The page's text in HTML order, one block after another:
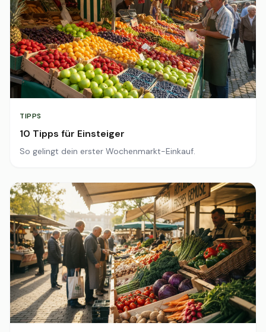
TIPPS
10 Tipps für Einsteiger
So gelingt dein erster Wochenmarkt-Einkauf.